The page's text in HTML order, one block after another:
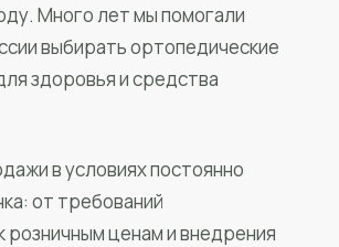
Много лет мы помогали
выбирать ортопедические
здоровья и средства
в условиях постоянно
от требований
розничным ценам и внедрения